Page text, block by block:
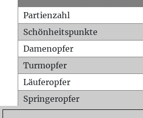
Partienzahl
Schönheitspunkte
Damenopfer
Turmopfer
Läuferopfer
Springeropfer